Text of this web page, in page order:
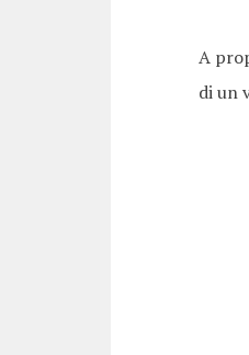
A
di un